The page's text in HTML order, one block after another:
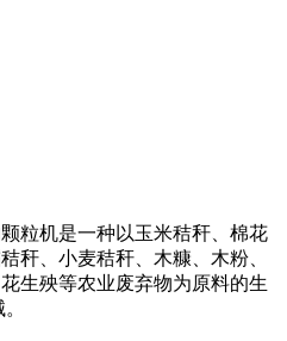
粒机是一种以玉米秸秆、棉花
秆、小麦秸秆、木糠、木粉、
生殃等农业废弃物为原料的生